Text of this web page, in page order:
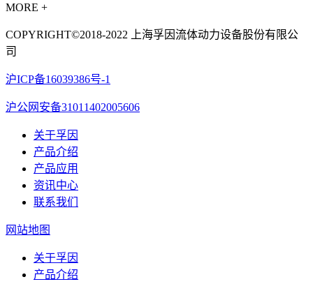
MORE +
COPYRIGHT©2018-2022 上海孚因流体动力设备股份有限公
司
沪ICP备16039386号-1
沪公网安备31011402005606
关于孚因
产品介绍
产品应用
资讯中心
联系我们
网站地图
关于孚因
产品介绍